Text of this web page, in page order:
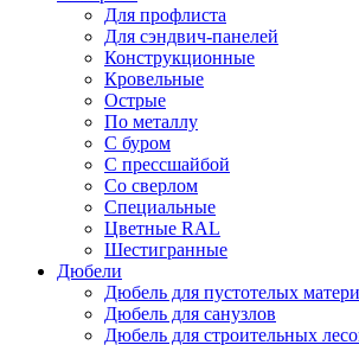
Для профлиста
Для сэндвич-панелей
Конструкционные
Кровельные
Острые
По металлу
С буром
С прессшайбой
Со сверлом
Специальные
Цветные RAL
Шестигранные
Дюбели
Дюбель для пустотелых
Дюбель для санузлов
Дюбель для строительных